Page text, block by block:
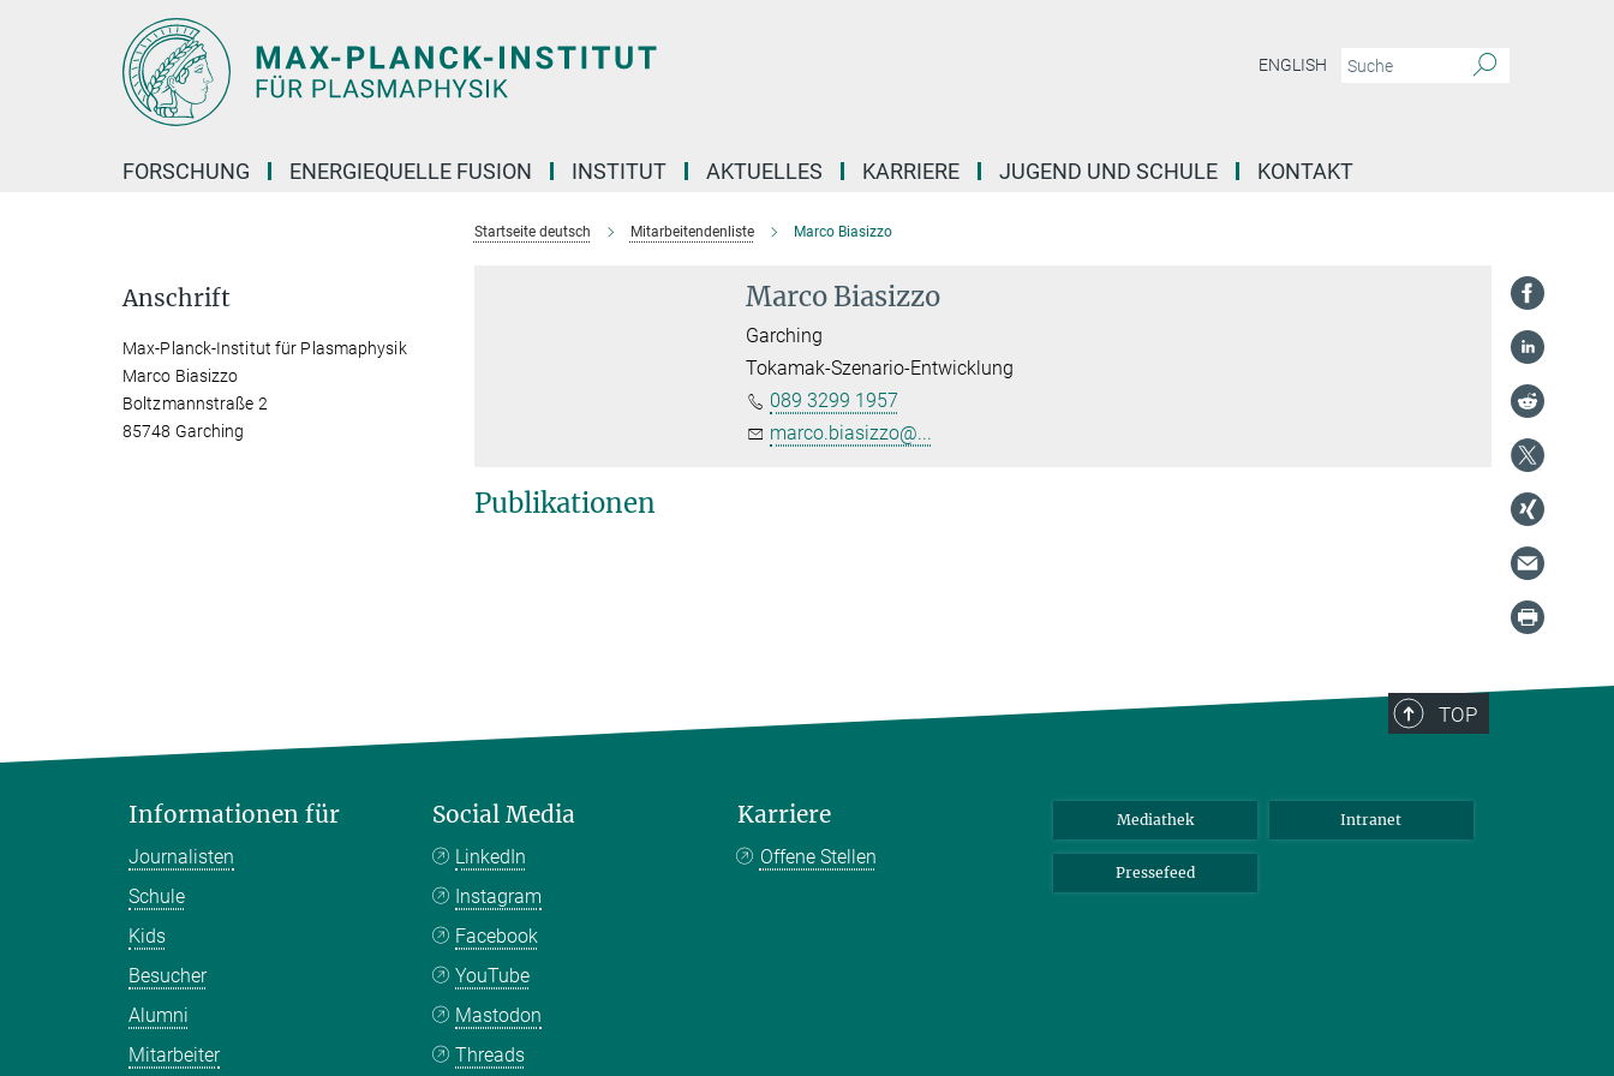
ENGLISH
FORSCHUNG ENERGIEQUELLE FUSION INSTITUT AKTUELLES KARRIERE JUGEND UND SCHULE KONTAKT
Startseite deutsch Mitarbeitendenliste Marco Biasizzo
Marco Biasizzo
Garching
Tokamak-Szenario-Entwicklung
089 3299 1957
marco.biasizzo@...
Publikationen
Anschrift
Max-Planck-Institut für Plasmaphysik
Marco Biasizzo
Boltzmannstraße 2
85748 Garching
TOP
Informationen für
Journalisten
Schule
Kids
Besucher
Alumni
Mitarbeiter
Social Media
LinkedIn
Instagram
Facebook
YouTube
Mastodon
Threads
Karriere
Offene Stellen
Mediathek Intranet
Pressefeed